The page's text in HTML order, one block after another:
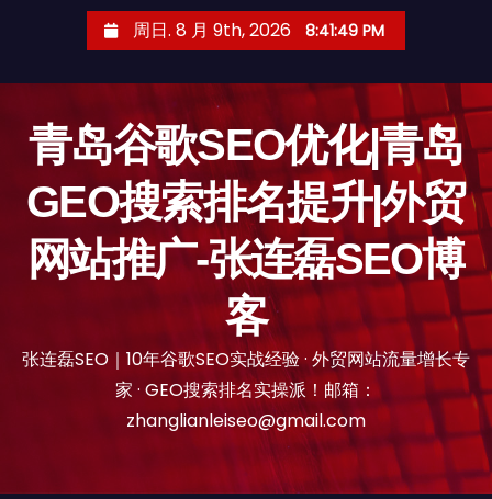
周日. 8 月 9th, 2026 8:41:50 PM
青岛谷歌SEO优化|青岛
GEO搜索排名提升|外贸
网站推广-张连磊SEO博
客
张连磊SEO｜10年谷歌SEO实战经验 · 外贸网站流量增长专
家 · GEO搜索排名实操派！邮箱：
zhanglianleiseo@gmail.com